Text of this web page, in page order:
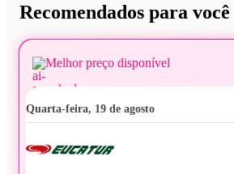
Recomendados para você
Melhor preço disponível
quarta-feira, 19 de agosto